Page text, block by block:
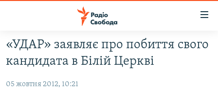
Перейти
основного
Перейти
РАДІО СВОБОДА – 70 РОКІВ
ВСЕ ЗА ДОБУ
СТАТТІ
«УДАР» заявляє про побиття свого
кандидата в Білій Церкві
05 жовтня 2012, 10:21